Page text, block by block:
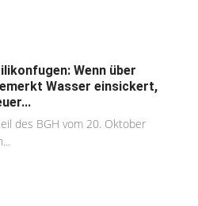
Wenn über
Wasser einsickert,
des BGH vom 20. Oktober